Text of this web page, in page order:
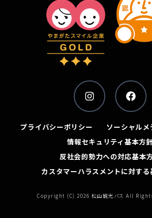
プライバシーポリシー
ソーシャルメ
情報セキュリティ基本方
反社会的勢力への対応基本
カスタマーハラスメントに対する
Copyright (C) 2026 松山観光バス All